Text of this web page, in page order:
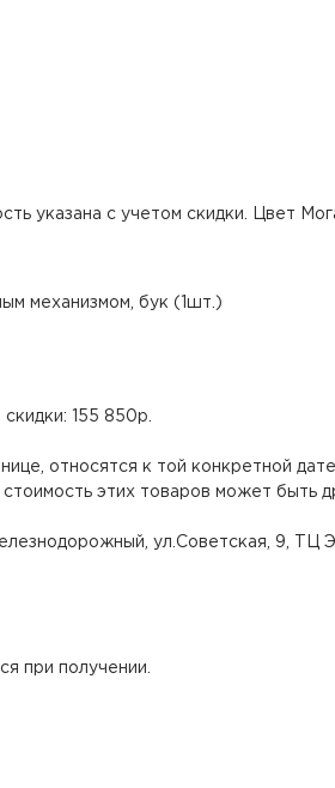
указана с учетом скидки. Цвет
механизмом, бук (1шт.)
155 850р.
относятся к той конкретной
этих товаров может быть
ул.Советская, 9, ТЦ
при получении.